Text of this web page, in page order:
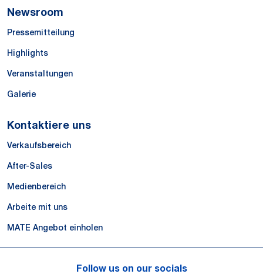
Newsroom
Pressemitteilung
Highlights
Veranstaltungen
Galerie
Kontaktiere uns
Verkaufsbereich
After-Sales
Medienbereich
Arbeite mit uns
MATE Angebot einholen
Follow us on our socials